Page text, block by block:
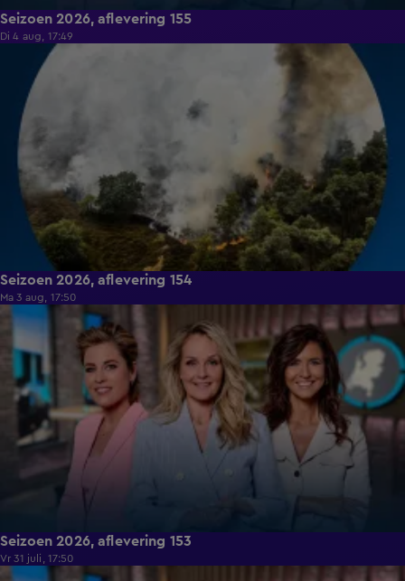
Seizoen 2026, aflevering 155
Di 4 aug, 17:49
Seizoen 2026, aflevering 154
Ma 3 aug, 17:50
14:57
Seizoen 2026, aflevering 153
Vr 31 juli, 17:50
14:22